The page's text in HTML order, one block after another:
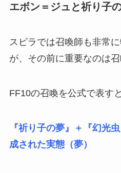
エボン＝ジュと祈り子
スピラでは召喚師も非常
が、その前に重要なのは召
FF10の召喚を公式で表すと
『祈り子の夢』＋『幻光
成された実態（夢）